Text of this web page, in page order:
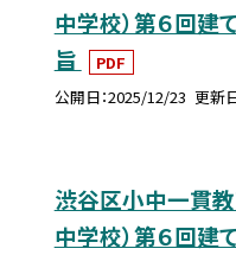
中学校）第６回建
旨
PDF
公開日 2025/12/23 更新
渋谷区小中一貫教
中学校）第６回建